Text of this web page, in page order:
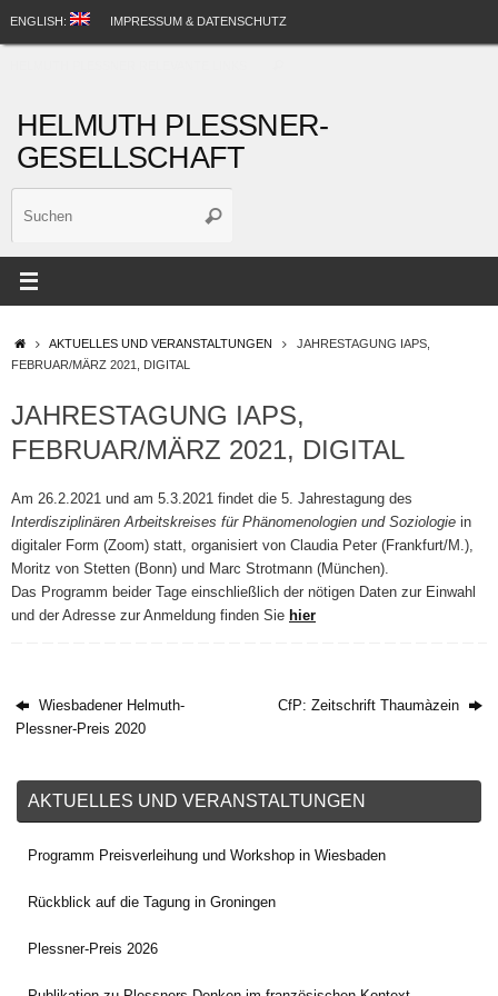
ENGLISH: IMPRESSUM & DATENSCHUTZ
HELMUTH PLESSNER-
GESELLSCHAFT
Suchen
STARTSEITE
AKTUELLES UND VERANSTALTUNGEN
JAHRESTAGUNG IAPS,
FEBRUAR/MÄRZ 2021, DIGITAL
JAHRESTAGUNG IAPS,
FEBRUAR/MÄRZ 2021, DIGITAL
Am 26.2.2021 und am 5.3.2021 findet die 5. Jahrestagung des
Interdisziplinären Arbeitskreises für Phänomenologien und Soziologie in
digitaler Form (Zoom) statt, organisiert von Claudia Peter (Frankfurt/M.),
Moritz von Stetten (Bonn) und Marc Strotmann (München).
Das Programm beider Tage einschließlich der nötigen Daten zur Einwahl
und der Adresse zur Anmeldung finden Sie hier
Wiesbadener Helmuth-
Plessner-Preis 2020
CfP: Zeitschrift Thaumàzein
AKTUELLES UND VERANSTALTUNGEN
Programm Preisverleihung und Workshop in Wiesbaden
Rückblick auf die Tagung in Groningen
Plessner-Preis 2026